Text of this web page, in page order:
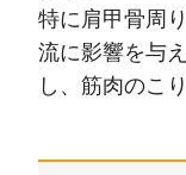
特に肩甲骨周
流に影響を与
し、筋肉のこ